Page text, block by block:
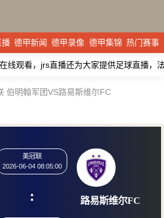
播 德甲新闻 德甲录像 德甲集锦 热门赛事
线观看，jrs直播还为大家提供足球直播，
伯明翰军团VS路易斯维尔FC
2026-06-04 08:05:00